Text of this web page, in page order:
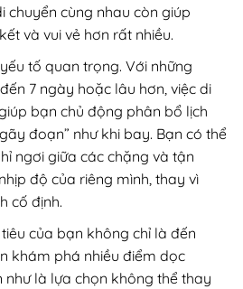
chuyển cùng nhau còn giúp
và vui vẻ hơn rất nhiều.
tố quan trọng. Với những
7 ngày hoặc lâu hơn, việc di
bạn chủ động phân bổ lịch
đoạn” như khi bay. Bạn có thể
ngơi giữa các chặng và tận
độ của riêng mình, thay vì
cố định.
của bạn không chỉ là đến
khám phá nhiều điểm dọc
như là lựa chọn không thể thay